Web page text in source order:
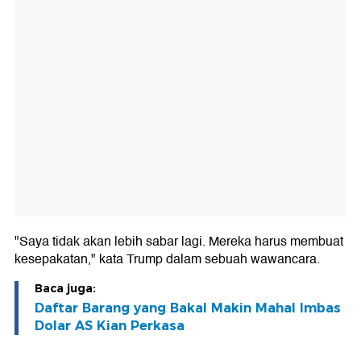
"Saya tidak akan lebih sabar lagi. Mereka harus membuat
kesepakatan," kata Trump dalam sebuah wawancara.
Baca juga:
Daftar Barang yang Bakal Makin Mahal Imbas
Dolar AS Kian Perkasa